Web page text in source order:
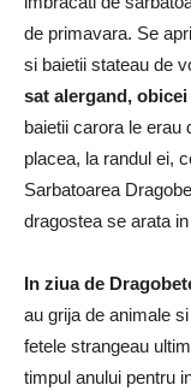
de primavara. Se
si baietii stateau de
sat alergand,
baietii carora le erau
placea, la randul ei,
Sarbatoarea
dragostea se arata
In ziua de
au grija de animale
fetele strangeau
timpul anului pentru